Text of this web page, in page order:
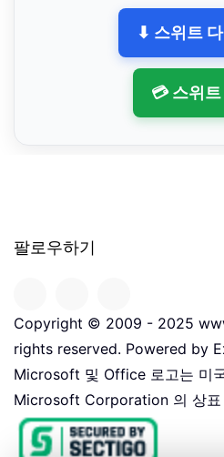
⬇ 스위트
💳 스위트
팔로우하기
Copyright © 2009 - 2025
rights reserved. Powered by
Microsoft 및 Office 로고는 미
Microsoft Corporation 의 상표